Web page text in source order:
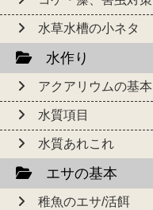
水草水槽の小ネタ
水作り
アクアリウムの基本
水質項目
水質あれこれ
エサの基本
稚魚のエサ/活餌